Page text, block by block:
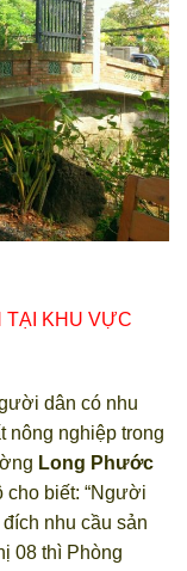
KHU VỰC
dân có nhu
nông nghiệp trong
Long Phước
cho biết: “Người
nhu cầu sản
08 thì Phòng